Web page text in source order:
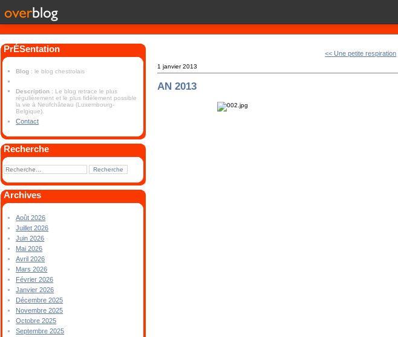
PrÉSentation
Blog : le blog chestrolais
Description : Le blog retrace le plus
régulièrement et le plus fidèlement possible
la vie à Neufchâteau (Luxembourg-
Belgique).
Contact
Recherche
Archives
Août 2026
Juillet 2026
Juin 2026
Mai 2026
Avril 2026
Mars 2026
Février 2026
Janvier 2026
Décembre 2025
Novembre 2025
Octobre 2025
Septembre 2025
<< Une petite respiration
1 janvier 2013
AN 2013